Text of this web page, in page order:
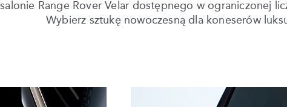
Range Rover Velar dostępnego w ograniczonej
Wybierz sztukę nowoczesną dla koneserów